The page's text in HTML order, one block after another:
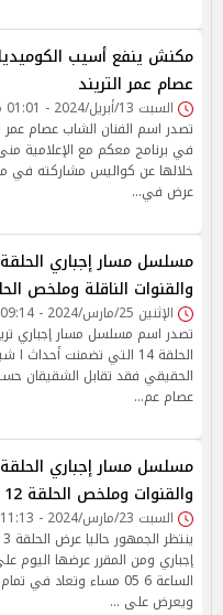
مكنش ينفع أسيب
عصام عمر التريند
السبت 13/أبريل/2024 - 01:01 م
تصدر اسم الفنان الشاب عصام عمر
في برنامج معكم مع الإعلامية
خلالها عن كواليس مشاركته في
عرض في…
والقنوات الناقلة وملخص
الإثنين 25/مارس/2024 - 09:14 ص
تصدر اسم مسلسل مسار إجباري
الحلقة 14 التي تضمنت
الحقيقي فقد تقابل الشقيقان
عصام عم…
والقنوات وملخص الحلقة 12
السبت 23/مارس/2024 - 11:13 ص
ويعرض على …